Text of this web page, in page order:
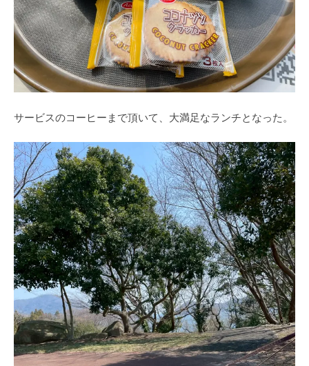
サービスのコーヒーまで頂いて、大満足なランチとなった。